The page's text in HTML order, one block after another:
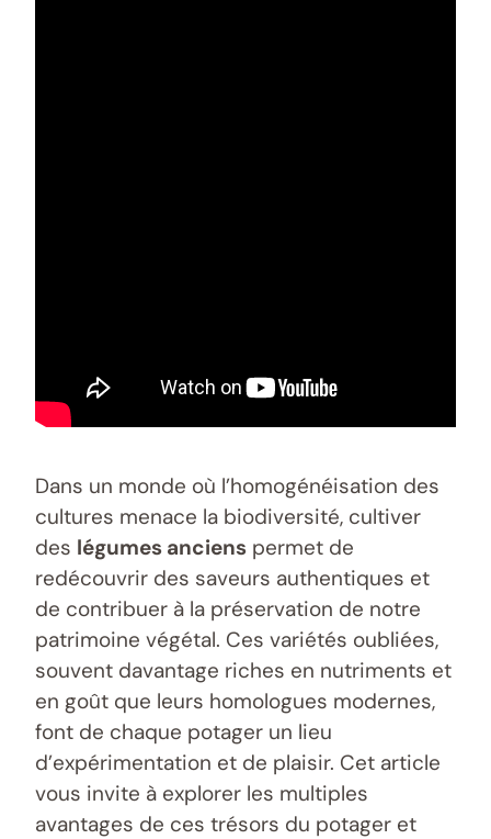
Dans un monde où l’homogénéisation des
cultures menace la biodiversité, cultiver
des légumes anciens permet de
redécouvrir des saveurs authentiques et
de contribuer à la préservation de notre
patrimoine végétal. Ces variétés oubliées,
souvent davantage riches en nutriments et
en goût que leurs homologues modernes,
font de chaque potager un lieu
d’expérimentation et de plaisir. Cet article
vous invite à explorer les multiples
avantages de ces trésors du potager et